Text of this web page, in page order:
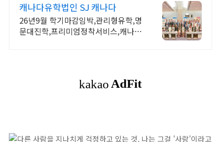
캐나다유학법인 SJ 캐나다
26년9월 학기마감임박,관리형유학,명
문대진학,프리미엄정착서비스,캐나다